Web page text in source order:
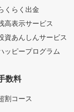
くらく出金
高表示サービス
資あんしんサービス
ッピープログラム
数料
割コース